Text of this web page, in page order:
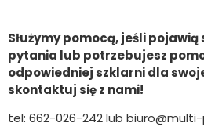
Służymy pomocą, jeśli
pytania lub potrzebujesz
odpowiedniej szklarni dla
skontaktuj się z nami!
tel: 662-026-242 lub